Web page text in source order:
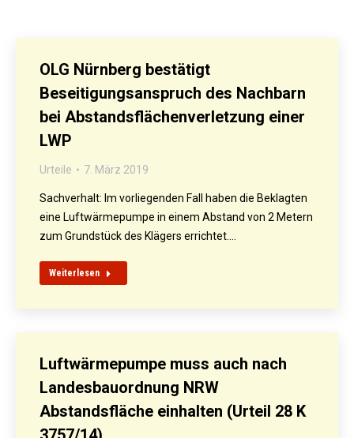
OLG Nürnberg bestätigt
Beseitigungsanspruch des Nachbarn
bei Abstandsflächenverletzung einer
LWP
Urteile 7. März 2019
Sachverhalt: Im vorliegenden Fall haben die Beklagten
eine Luftwärmepumpe in einem Abstand von 2 Metern
zum Grundstück des Klägers errichtet.…
Weiterlesen
Luftwärmepumpe muss auch nach
Landesbauordnung NRW
Abstandsfläche einhalten (Urteil 28 K